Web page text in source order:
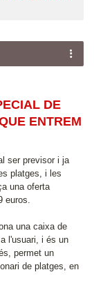
DE
ENTREM
ser previsor i ja
platges, i les
una oferta
euros.
una caixa de
l'usuari, i és un
permet un
de platges, en